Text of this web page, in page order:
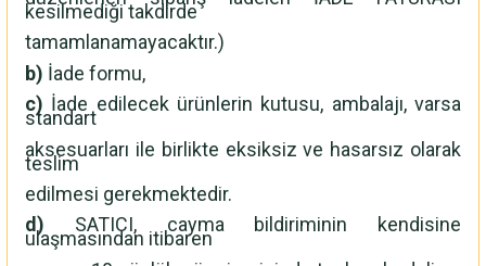
kesilmediği takdirde
tamamlanamayacaktır.)
b) İade formu,
c) İade edilecek ürünlerin kutusu, ambalajı, varsa
standart
aksesuarları ile birlikte eksiksiz ve hasarsız olarak
teslim
edilmesi gerekmektedir.
d) SATICI, cayma bildiriminin kendisine
ulaşmasından itibaren